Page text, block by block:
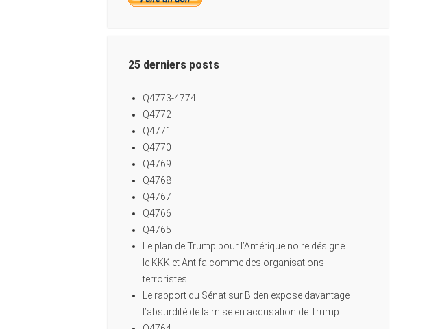
25 derniers posts
Q4773-4774
Q4772
Q4771
Q4770
Q4769
Q4768
Q4767
Q4766
Q4765
Le plan de Trump pour l’Amérique noire désigne
le KKK et Antifa comme des organisations
terroristes
Le rapport du Sénat sur Biden expose davantage
l’absurdité de la mise en accusation de Trump